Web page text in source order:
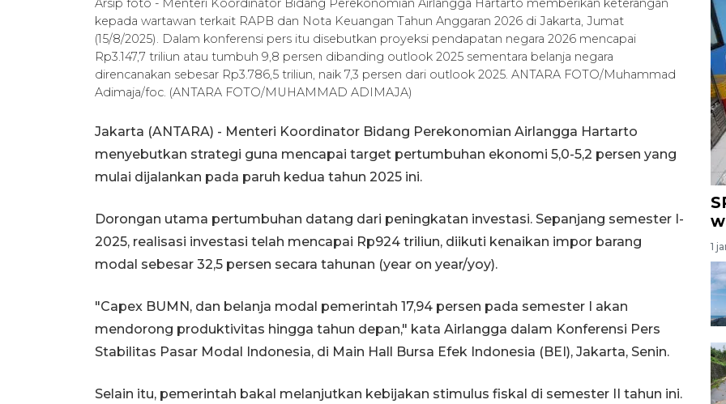
Arsip foto - Menteri Koordinator Bidang Perekonomian Airlangga Hartarto memberikan keterangan
kepada wartawan terkait RAPB dan Nota Keuangan Tahun Anggaran 2026 di Jakarta, Jumat
(15/8/2025). Dalam konferensi pers itu disebutkan proyeksi pendapatan negara 2026 mencapai
Rp3.147,7 triliun atau tumbuh 9,8 persen dibanding outlook 2025 sementara belanja negara
direncanakan sebesar Rp3.786,5 triliun, naik 7,3 persen dari outlook 2025. ANTARA FOTO/Muhammad
Adimaja/foc. (ANTARA FOTO/MUHAMMAD ADIMAJA)
Jakarta (ANTARA) - Menteri Koordinator Bidang Perekonomian Airlangga Hartarto
menyebutkan strategi guna mencapai target pertumbuhan ekonomi 5,0-5,2 persen yang
mulai dijalankan pada paruh kedua tahun 2025 ini.
Dorongan utama pertumbuhan datang dari peningkatan investasi. Sepanjang semester I-
2025, realisasi investasi telah mencapai Rp924 triliun, diikuti kenaikan impor barang
modal sebesar 32,5 persen secara tahunan (year on year/yoy).
"Capex BUMN, dan belanja modal pemerintah 17,94 persen pada semester I akan
mendorong produktivitas hingga tahun depan," kata Airlangga dalam Konferensi Pers
Stabilitas Pasar Modal Indonesia, di Main Hall Bursa Efek Indonesia (BEI), Jakarta, Senin.
Selain itu, pemerintah bakal melanjutkan kebijakan stimulus fiskal di semester II tahun ini.
1